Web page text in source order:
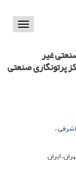
Toggle
غیر
پرتونگاری صنعتی
ایران